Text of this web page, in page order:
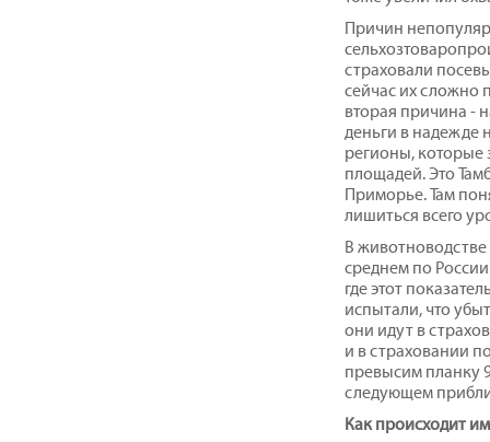
Причин
страховали
сейчас их сложно
вторая причина -
деньги в надежде
регионы, которые
площадей. Это
Приморье. Там
лишиться всего
В
среднем по
где этот
испытали, что
они идут в
и в страховании
превысим планку
следующем
Как происходит